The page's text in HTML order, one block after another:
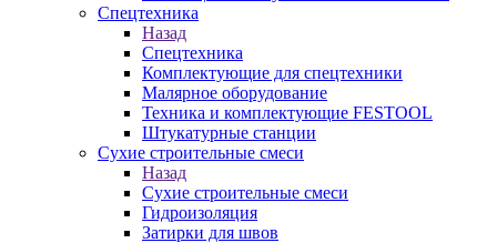
Спецтехника
Назад
Спецтехника
Комплектующие для спецтехники
Малярное оборудование
Техника и комплектующие FESTOOL
Штукатурные станции
Сухие строительные смеси
Назад
Сухие строительные смеси
Гидроизоляция
Затирки для швов